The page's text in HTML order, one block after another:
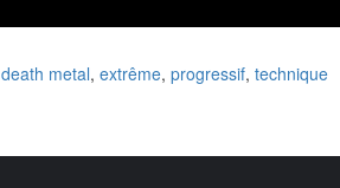
death metal, extrême, progressif, technique